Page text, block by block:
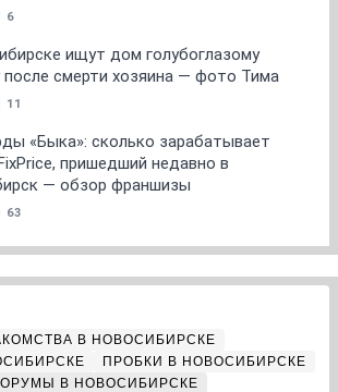
6
ищут дом голубоглазому
после смерти хозяина — фото Тима
11
«Быка»: сколько зарабатывает
пришедший недавно в
— обзор франшизы
63
В НОВОСИБИРСКЕ
ПРОБКИ В НОВОСИБИРСКЕ
В НОВОСИБИРСКЕ